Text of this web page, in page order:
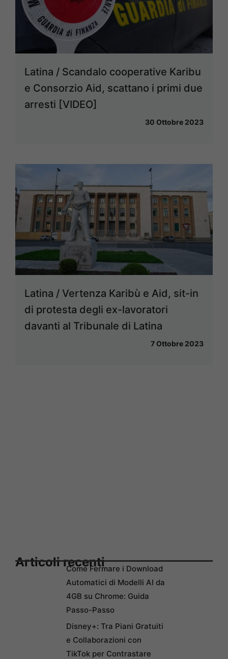
Latina / Scandalo cooperative Karibu
e Consorzio Aid, scattano i primi due
arresti [VIDEO]
30 Ottobre 2023
Latina / Vertenza Karibù e Aid, sit-in
di protesta degli ex-lavoratori
davanti al Tribunale di Latina
7 Ottobre 2023
Articoli recentiCome Fermare i Download
Automatici di Modelli AI da
4GB su Chrome: Guida
Passo-Passo
Disney+: Tra Piani Gratuiti
e Collaborazioni con
TikTok per Contrastare